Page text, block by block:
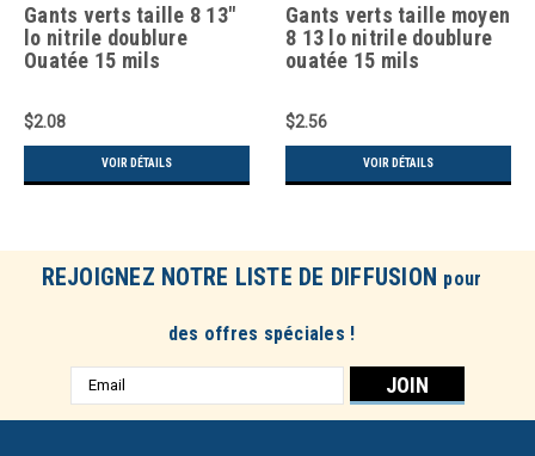
Gants verts taille 8 13"
lo nitrile doublure
Ouatée 15 mils
$2.08
VOIR DÉTAILS
Gants verts taille moyen
8 13 lo nitrile doublure
ouatée 15 mils
$2.56
VOIR DÉTAILS
REJOIGNEZ NOTRE LISTE DE DIFFUSION pour
des offres spéciales !
Adresse
e-